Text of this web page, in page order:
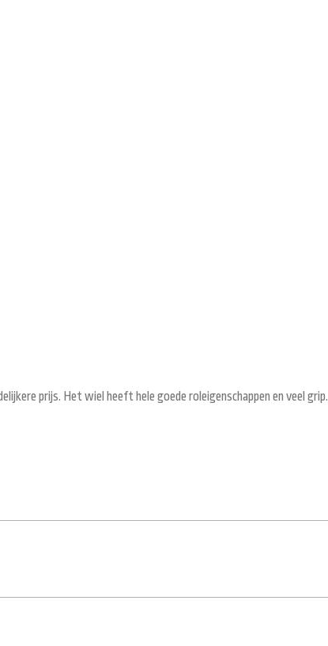
prijs. Het wiel heeft hele goede roleigenschappen en veel grip.